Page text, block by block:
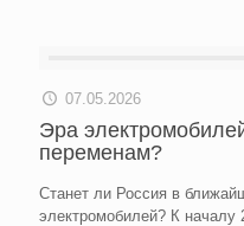
07.05.2026
Эра
переменам?
Станет ли Россия в
электромобилей? К началу